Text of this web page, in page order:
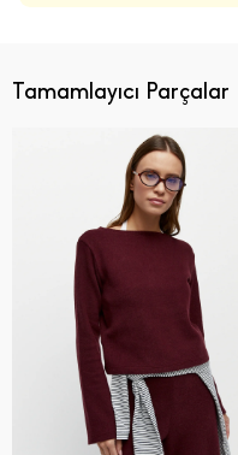
Tamamlayıcı Parçalar